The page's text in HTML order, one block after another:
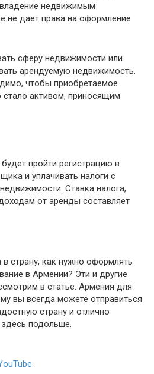
недвижимым
не дает права на оформление
сферу недвижимости или
арендуемую недвижимость.
чтобы приобретаемое
активом, приносящим
пройти регистрацию в
и уплачивать налоги с
Ставка налога,
от аренды составляет
страну, как нужно оформлять
в Армении? Эти и другие
в статье. Армения для
вы всегда можете отправиться
страну и отлично
здесь подольше.